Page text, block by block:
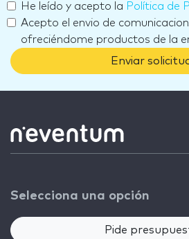
He leído y acepto la Política de
Acepto el envio de
ofreciéndome productos de la
Enviar
Selecciona una opción
Pide